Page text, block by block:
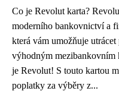
Co je Revolut karta?
moderního bankovnictví a
která vám umožňuje
výhodným mezibankovním
je Revolut! S touto kartou
poplatky za výběry z...